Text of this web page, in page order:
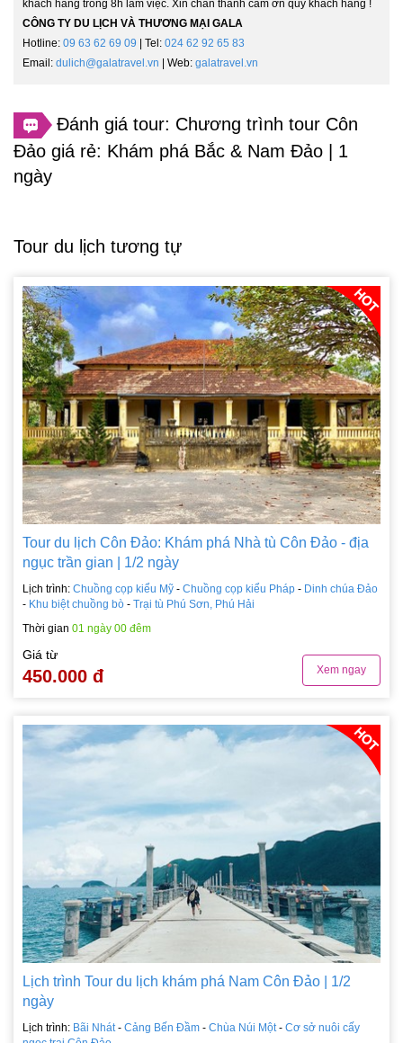
khách hàng trong 8h làm việc. Xin chân thành cảm ơn quý khách hàng !
CÔNG TY DU LỊCH VÀ THƯƠNG MẠI GALA
Hotline: 09 63 62 69 09 | Tel: 024 62 92 65 83
Email: dulich@galatravel.vn | Web: galatravel.vn
Đánh giá tour: Chương trình tour Côn
Đảo giá rẻ: Khám phá Bắc & Nam Đảo | 1
ngày
Tour du lịch tương tự
Tour du lịch Côn Đảo: Khám phá Nhà tù Côn Đảo - địa
ngục trần gian | 1/2 ngày
Lịch trình: Chuồng cọp kiểu Mỹ - Chuồng cọp kiểu Pháp - Dinh chúa Đảo
- Khu biệt chuồng bò - Trại tù Phú Sơn, Phú Hải
Thời gian 01 ngày 00 đêm
Giá từ
450.000 đ Xem ngay
Lịch trình Tour du lịch khám phá Nam Côn Đảo | 1/2
ngày
Lịch trình: Bãi Nhát - Cảng Bến Đầm - Chùa Núi Một - Cơ sở nuôi cấy